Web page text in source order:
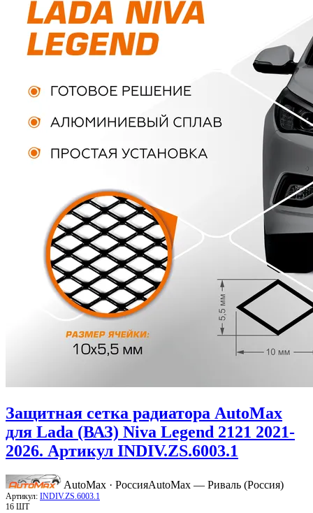
Защитная сетка радиатора AutoMax
для Lada (ВАЗ) Niva Legend 2121 2021-
2026. Артикул INDIV.ZS.6003.1
AutoMax · РоссияAutoMax — Риваль (Россия)
Артикул: INDIV.ZS.6003.1
16 ШТ